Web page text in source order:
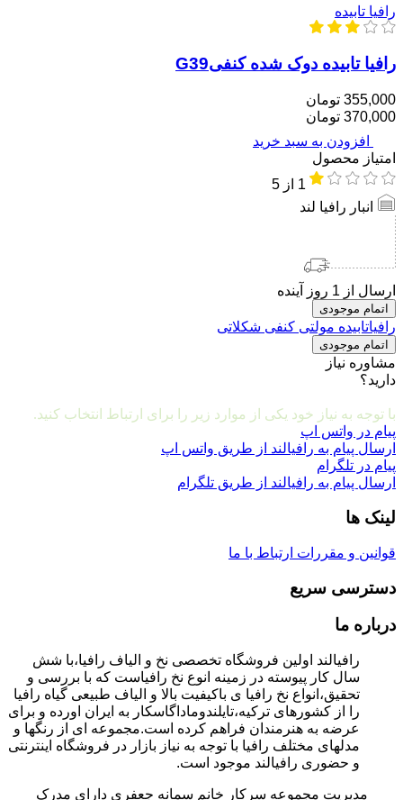
رافیا تابیده
رافیا تابیده دوک شده کنفیG39
355,000 تومان
370,000 تومان
افزودن به سبد خرید
امتیاز محصول
1 از 5
انبار رافیا لند
ارسال از 1 روز آینده
اتمام موجودی
رافیاتابیده مولتی کنفی شکلاتی
اتمام موجودی
مشاوره نیاز
دارید؟
با توجه به نیاز خود یکی از موارد زیر را برای ارتباط انتخاب کنید.
پیام در واتس اپ
ارسال پیام به رافیالند از طریق واتس اپ
پیام در تلگرام
ارسال پیام به رافیالند از طریق تلگرام
لینک ها
قوانین و مقررات ارتباط با ما
دسترسی سریع
درباره ما
رافیالند اولین فروشگاه تخصصی نخ و الیاف رافیا،با شش
سال کار پیوسته در زمینه انوع نخ رافیاست که با بررسی و
تحقیق،انواع نخ رافیا ی باکیفیت بالا و الیاف طبیعی گیاه رافیا
را از کشورهای ترکیه،تایلندوماداگاسکار به ایران اورده و برای
عرضه به هنرمندان فراهم کرده است.مجموعه ای از رنگها و
مدلهای مختلف رافیا با توجه به نیاز بازار در فروشگاه اینترنتی
و حضوری رافیالند موجود است.
مدیریت مجموعه سرکار خانم سمانه جعفری دارای مدرک